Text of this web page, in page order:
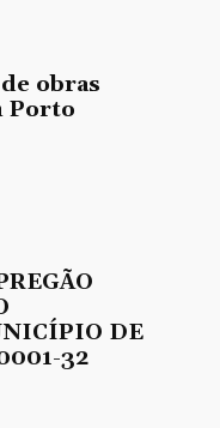
obras
Porto
DE
32